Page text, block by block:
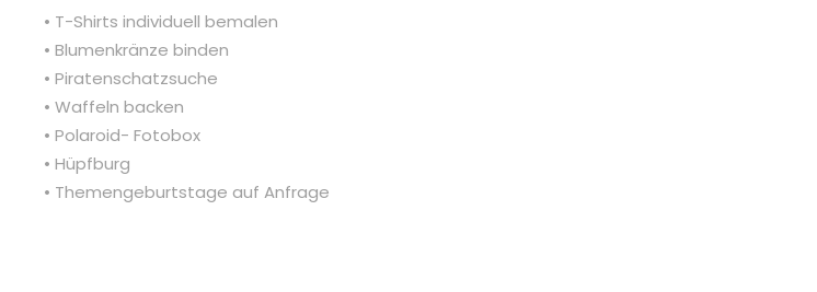
• T-Shirts individuell bemalen
• Blumenkränze binden
• Piratenschatzsuche
• Waffeln backen
• Polaroid- Fotobox
• Hüpfburg
• Themengeburtstage auf Anfrage